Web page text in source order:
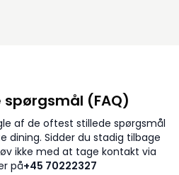
(FAQ)
af de oftest stillede spørgsmål
dining. Sidder du stadig tilbage
ikke med at tage kontakt via
på+45 70222327